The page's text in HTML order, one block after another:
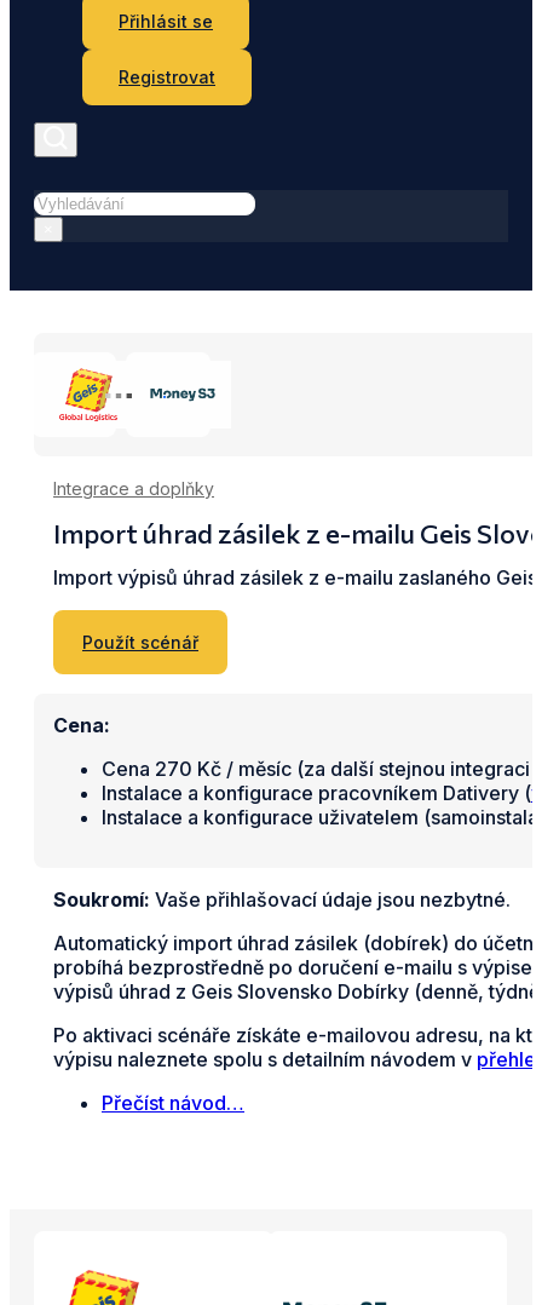
Přihlásit se
Registrovat
Hledat
Integrace a doplňky
Import úhrad zásilek z e-mailu Geis
Import výpisů úhrad zásilek z e-mailu zaslaného
Použít scénář
Cena:
Cena 270 Kč / měsíc (za další stejnou integraci
Instalace a konfigurace pracovníkem Dativery (
Instalace a konfigurace uživatelem
Soukromí: Vaše přihlašovací údaje jsou nezbytné.
Automatický import úhrad zásilek (dobírek) do
probíhá bezprostředně po doručení e-mailu s
výpisů úhrad z Geis Slovensko Dobírky (denně,
Po aktivaci scénáře získáte e-mailovou adresu, na
výpisu naleznete spolu s detailním návodem v
Přečíst návod…